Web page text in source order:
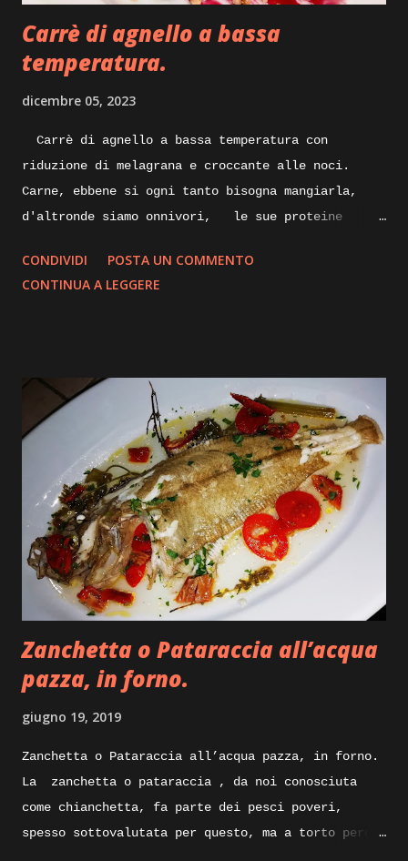
grosso, portiamo tutto sul forn...
Carrè di agnello a bassa
temperatura.
dicembre 05, 2023
Carrè di agnello a bassa temperatura con
riduzione di melagrana e croccante alle noci.
Carne, ebbene si ogni tanto bisogna mangiarla,
d'altronde siamo onnivori, le sue proteine
alla nostra massa muscolare, lungi da me
sostituire la/ il nutrizionista, ma per quanto
annienti o quasi tutte le proprietà ed il gusto
della carne, parliamo infatti della cottura a
bassa temperatura, ma vi spigherò tutto nella
descrizione passo passo della ricetta, intanto vi
elenco gli ingredienti e andremo subito ad
iniziare. Ingredienti: Carrè di agnello, diciamo
tre costolette a porzione, olio evo pepe e sale,
Salvia, succo di melagrana, zucchero di canna
integrale, burro, olio evo, gherigli di noci.
Execution: Ricetta facile per il carrè di agnello
che ci apprestiamo a preparare, dice...
CONDIVIDI
POSTA UN COMMENTO
CONTINUA A LEGGERE
Zanchetta o Pataraccia all’acqua
pazza, in forno.
giugno 19, 2019
Zanchetta o Pataraccia all’acqua pazza, in forno.
La zanchetta o pataraccia , da noi conosciuta
come chianchetta, fa parte dei pesci poveri,
spesso sottovalutata per questo, ma a torto perche